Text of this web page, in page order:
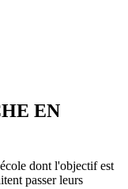
EN
dont l'objectif est
passer leurs